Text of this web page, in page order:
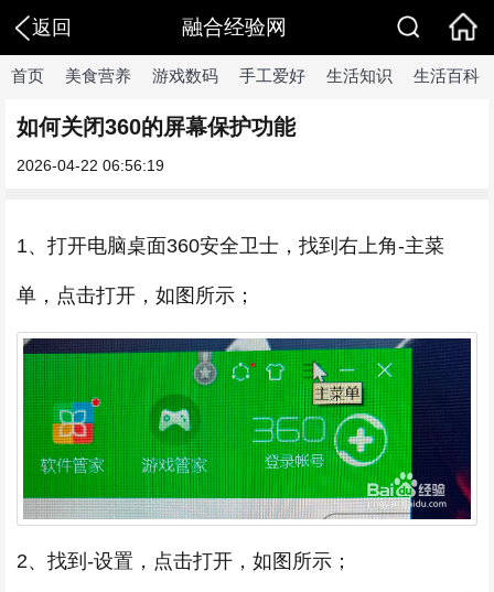
返回 融合经验网
首页 美食营养 游戏数码 手工爱好 生活知识 生活百科
如何关闭360的屏幕保护功能
2026-04-22 06:56:19
1、打开电脑桌面360安全卫士，找到右上角-主菜
单，点击打开，如图所示；
2、找到-设置，点击打开，如图所示；